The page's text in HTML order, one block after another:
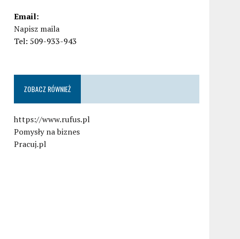
Email:
Napisz maila
Tel: 509-933-943
ZOBACZ RÓWNIEŻ
https://www.rufus.pl
Pomysły na biznes
Pracuj.pl